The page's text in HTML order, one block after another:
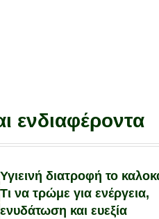
ενδιαφέροντα
Υγιεινή διατροφή το
Τι να τρώμε για ενέργεια,
ενυδάτωση και ευεξία